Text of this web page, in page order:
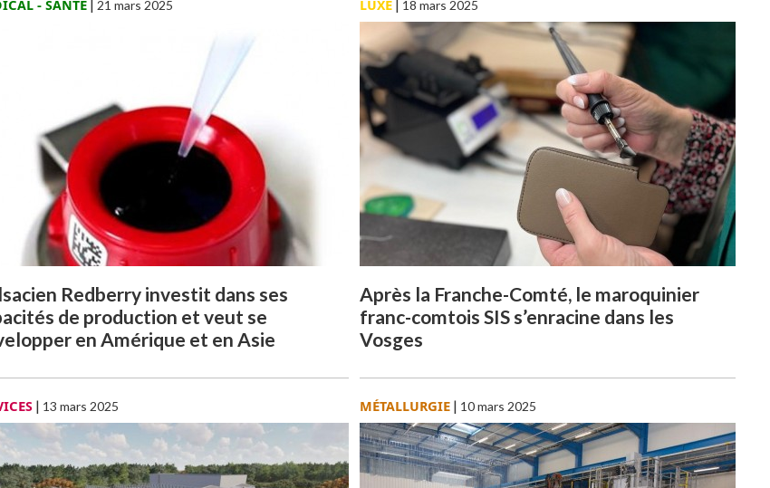
- SANTÉ | 21 mars 2025
Redberry investit dans ses
de production et veut se
en Amérique et en Asie
LUXE | 18 mars 2025
Après la Franche-Comté, le maroquinier
franc-comtois SIS s’enracine dans les
Vosges
| 13 mars 2025 MÉTALLURGIE | 10 mars 2025